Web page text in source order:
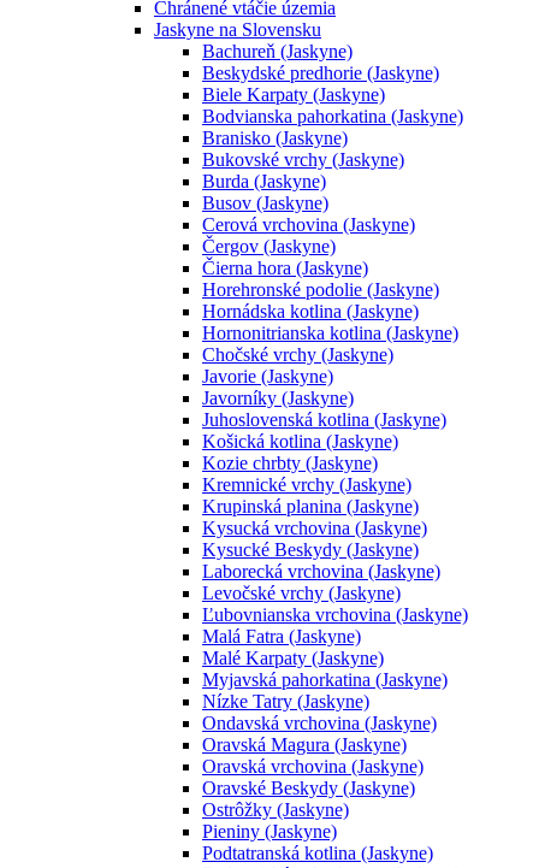
Chránené vtáčie územia
Jaskyne na Slovensku
Bachureň (Jaskyne)
Beskydské predhorie (Jaskyne)
Biele Karpaty (Jaskyne)
Bodvianska pahorkatina (Jaskyne)
Branisko (Jaskyne)
Bukovské vrchy (Jaskyne)
Burda (Jaskyne)
Busov (Jaskyne)
Cerová vrchovina (Jaskyne)
Čergov (Jaskyne)
Čierna hora (Jaskyne)
Horehronské podolie (Jaskyne)
Hornádska kotlina (Jaskyne)
Hornonitrianska kotlina (Jaskyne)
Chočské vrchy (Jaskyne)
Javorie (Jaskyne)
Javorníky (Jaskyne)
Juhoslovenská kotlina (Jaskyne)
Košická kotlina (Jaskyne)
Kozie chrbty (Jaskyne)
Kremnické vrchy (Jaskyne)
Krupinská planina (Jaskyne)
Kysucká vrchovina (Jaskyne)
Kysucké Beskydy (Jaskyne)
Laborecká vrchovina (Jaskyne)
Levočské vrchy (Jaskyne)
Ľubovnianska vrchovina (Jaskyne)
Malá Fatra (Jaskyne)
Malé Karpaty (Jaskyne)
Myjavská pahorkatina (Jaskyne)
Nízke Tatry (Jaskyne)
Ondavská vrchovina (Jaskyne)
Oravská Magura (Jaskyne)
Oravská vrchovina (Jaskyne)
Oravské Beskydy (Jaskyne)
Ostrôžky (Jaskyne)
Pieniny (Jaskyne)
Podtatranská kotlina (Jaskyne)